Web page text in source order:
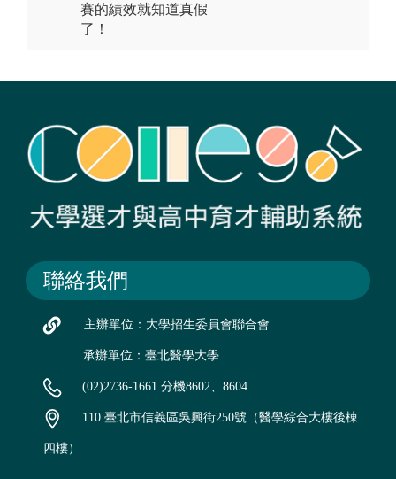
賽的績效就知道真假
了！
聯絡我們
主辦單位：大學招生委員會聯合會
承辦單位：臺北醫學大學
(02)2736-1661 分機8602、8604
110 臺北市信義區吳興街250號（醫學綜合大樓後棟
四樓）